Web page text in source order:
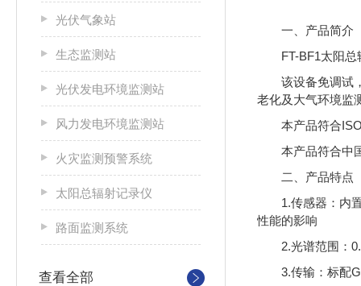
光伏气象站
生态监测站
光伏发电环境监测站
风力发电环境监测站
火灾监测预警系统
太阳总辐射记录仪
路面监测系统
查看全部
一、产品简介
FT-BF1太阳
该设备免调试
老化及大气环境监
本产品符合
本产品符合中
二、产品特点
1.传感器：内
性能的影响
2.光谱范围：
3.传输：标配